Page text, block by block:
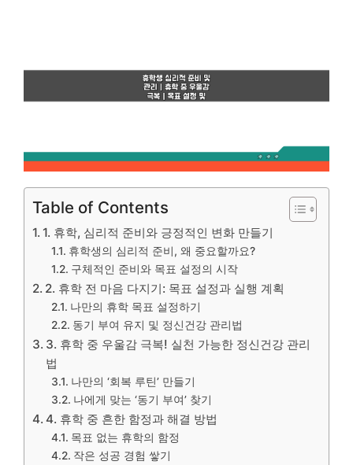
Table of Contents
1. 휴학, 심리적 준비와 긍정적인 변화 만들기
휴학생의 심리적 준비, 왜 중요할까요?
구체적인 준비와 목표 설정의 시작
2. 휴학 전 마음 다지기: 목표 설정과 실행 계획
나만의 휴학 목표 설정하기
동기 부여 유지 및 정신건강 관리법
3. 휴학 중 우울감 극복! 실천 가능한 정신건강 관리
법
나만의 ‘회복 루틴’ 만들기
나에게 맞는 ‘동기 부여’ 찾기
4. 휴학 중 흔한 함정과 해결 방법
목표 없는 휴학의 함정
작은 성공 경험 쌓기